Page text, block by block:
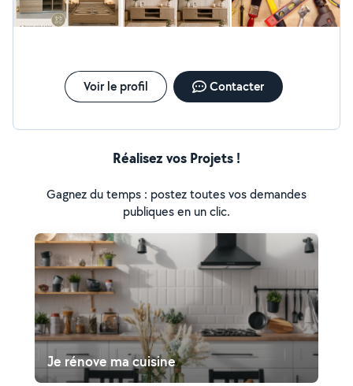
Voir le profil Contacter
Réalisez vos Projets !
Gagnez du temps : postez toutes vos demandes
publiques en un clic.
Je rénove ma cuisine